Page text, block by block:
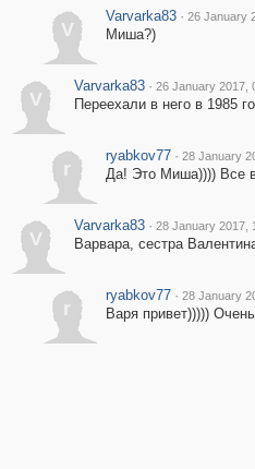
V
Varvarka83 · 26 January
Миша?)
V
Varvarka83 · 26 January 2017,
Переехали в него в 1985
r
ryabkov77 · 28 January
Да! Это Миша)))) Все
V
Varvarka83 · 28 January 2017,
Варвара, сестра
r
ryabkov77 · 28 January
Варя привет)))))